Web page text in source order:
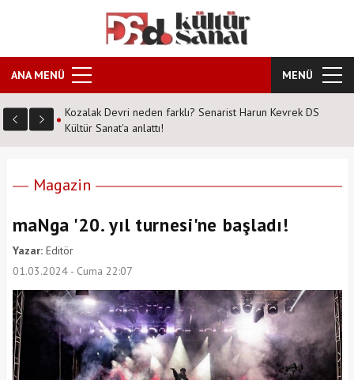
ANA MENÜ MENÜ
DS
Şahane Pazar 25 yıl sonra tiyatro sahnesinde! Peki hangi
tarihte nerede?
Magazin
maNga '20. yıl turnesi'ne başladı!
Yazar:Editör
01.03.2024 - Cuma 22:07